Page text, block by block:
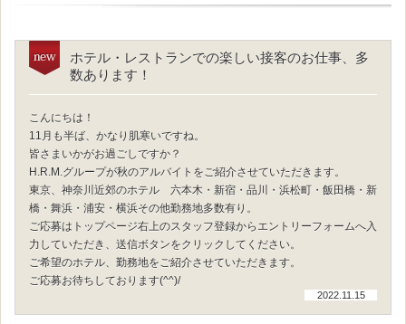
ホテル・レストランでの楽しい接客のお仕事、多
数あります！
こんにちは！
11月も半ば、かなり肌寒いですね。
皆さまいかがお過ごしですか？
H.R.M.グループが秋のアルバイトをご紹介させていただきます。
東京、神奈川近郊のホテル 六本木・新宿・品川・浜松町・飯田橋・新
橋・舞浜・浦安・横浜その他勤務地多数有り。
ご応募はトップページ右上のスタッフ登録からエントリーフォームへ入
力していただき、送信ボタンをクリックしてください。
ご希望のホテル、勤務地をご紹介させていただきます。
ご応募お待ちしております(^^)/
2022.11.15